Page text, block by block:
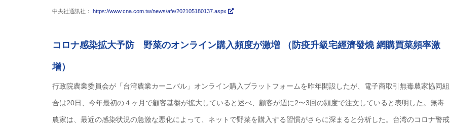
中央社通訊社：https://www.cna.com.tw/news/afe/202105180137.aspx
コロナ感染拡大予防 野菜のオンライン購入頻度が激増 （防疫升級宅經濟發燒 網購買菜頻率激
增）
行政院農業委員会が「台湾農業カーニバル」オンライン購入プラットフォームを昨年開設したが、電子商取引無毒農家協同組
合は20日、今年最初の４ヶ月で顧客基盤が拡大していると述べ、顧客が週に2〜3回の頻度で注文していると表明した。無毒
農家は、最近の感染状況の急激な悪化によって、ネットで野菜を購入する習慣がさらに深まると分析した。台湾のコロナ警戒